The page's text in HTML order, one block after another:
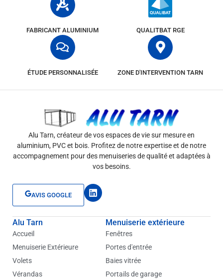
FABRICANT ALUMINIUM QUALITBAT RGE
ÉTUDE PERSONNALISÉE ZONE D'INTERVENTION TARN
Alu Tarn, créateur de vos espaces de vie sur mesure en
aluminium, PVC et bois. Profitez de notre expertise et de notre
accompagnement pour des menuiseries de qualité et adaptées à
vos besoins.
AVIS GOOGLE
L
i
k
Alu Tarn
Accueil
Menuiserie Extérieure
Volets
Vérandas
Menuiserie extérieure
Fenêtres
Portes d'entrée
Baies vitrée
Portails de garage